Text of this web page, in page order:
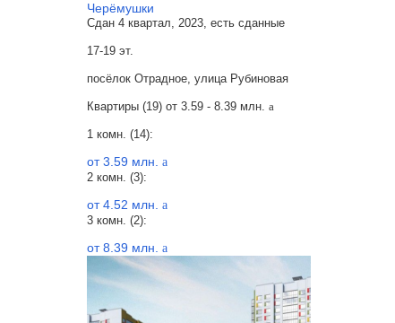
Черёмушки
Сдан 4 квартал, 2023, есть сданные
17-19 эт.
посёлок Отрадное, улица Рубиновая
Квартиры (19) от 3.59 - 8.39 млн. a
1 комн. (14):
от 3.59 млн. a
2 комн. (3):
от 4.52 млн. a
3 комн. (2):
от 8.39 млн. a